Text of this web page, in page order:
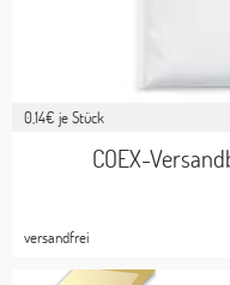
0,14€ je Stück
COEX-
versandfrei